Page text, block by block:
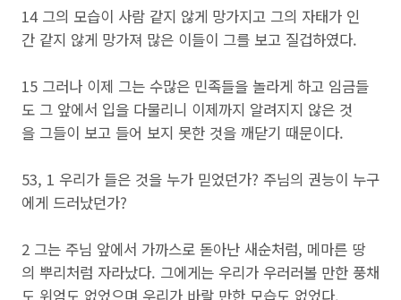
14 그의 모습이 사람 같지 않게 망가지고 그의 자태가 인
간 같지 않게 망가져 많은 이들이 그를 보고 질겁하였다.
15 그러나 이제 그는 수많은 민족들을 놀라게 하고 임금들
도 그 앞에서 입을 다물리니 이제까지 알려지지 않은 것
을 그들이 보고 들어 보지 못한 것을 깨닫기 때문이다.
53, 1 우리가 들은 것을 누가 믿었던가? 주님의 권능이 누구
에게 드러났던가?
2 그는 주님 앞에서 가까스로 돋아난 새순처럼, 메마른 땅
의 뿌리처럼 자라났다. 그에게는 우리가 우러러볼 만한 풍채
도 위엄도 없었으며 우리가 바랄 만한 모습도 없었다.